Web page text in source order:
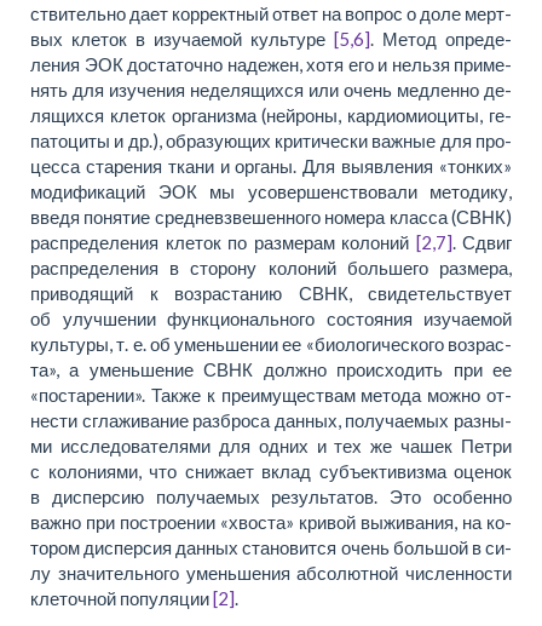
стви­тель­но да­ет кор­рект­ный от­вет на во­прос о до­ле мерт­
вых кле­ток в изу­ча­е­мой культу­ре [5,6]. Ме­тод опреде­
ления ЭОК до­ста­точ­но на­де­жен, хо­тя его и не­льзя при­ме­
нять для изу­че­ния не­де­ля­щих­ся или очень медлен­но де­
ля­щих­ся кле­ток ор­га­низ­ма (ней­ро­ны, кар­дио­мио­ци­ты, ге­
па­то­ци­ты и др.), об­ра­зу­ю­щих кри­ти­че­ски важ­ные для про­
цес­са ста­ре­ния тка­ни и ор­га­ны. Для вы­яв­ле­ния «тон­ких»
мо­ди­фи­ка­ций ЭОК мы усо­вер­шен­ство­ва­ли ме­то­ди­ку,
вве­дя по­ня­тие сред­не­взве­шен­но­го но­ме­ра клас­са (СВНК)
распреде­ления кле­ток по раз­ме­рам ко­ло­ний [2,7]. Сдвиг
распреде­ления в сто­ро­ну ко­ло­ний больше­го раз­ме­ра,
при­во­дя­щий к воз­рас­та­нию СВНК, сви­детельствует
об улуч­ше­нии функ­ци­о­наль­но­го со­сто­я­ния изу­ча­е­мой
культу­ры,т. е.об умень­ше­нии ее «био­ло­ги­че­ско­го воз­рас­
та», а умень­ше­ние СВНК долж­но проис­хо­дить при ее
«поста­ре­нии». Так­же к пре­иму­ще­ствам ме­то­да мож­но от­
не­сти сгла­жи­ва­ние раз­бро­са дан­ных, по­лу­ча­е­мых разны­
ми ис­сле­до­ва­те­ля­ми для од­них и тех же ча­шек Пет­ри
с ко­ло­ни­я­ми, что сни­жа­ет вклад субъ­ек­ти­виз­ма оце­нок
в дис­пер­сию по­лу­ча­е­мых ре­зульта­тов. Это осо­бен­но
важ­но при по­строе­нии «хво­ста» кри­вой вы­жи­ва­ния, на ко­
то­ром дис­пер­сия дан­ных ста­но­вит­ся очень большой в си­
лу зна­чи­тель­но­го умень­ше­ния аб­со­лют­ной чис­лен­но­сти
кле­точ­ной по­пу­ля­ции[2].